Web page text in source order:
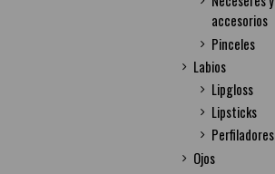
accesorios
Pinceles
Labios
Lipgloss
Lipsticks
Perfiladores
Ojos